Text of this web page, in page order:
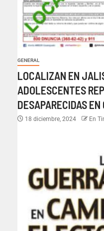
GENERAL
LOCALIZAN EN
ADOLESCENTES
DESAPARECIDAS
18 diciembre, 2024 En